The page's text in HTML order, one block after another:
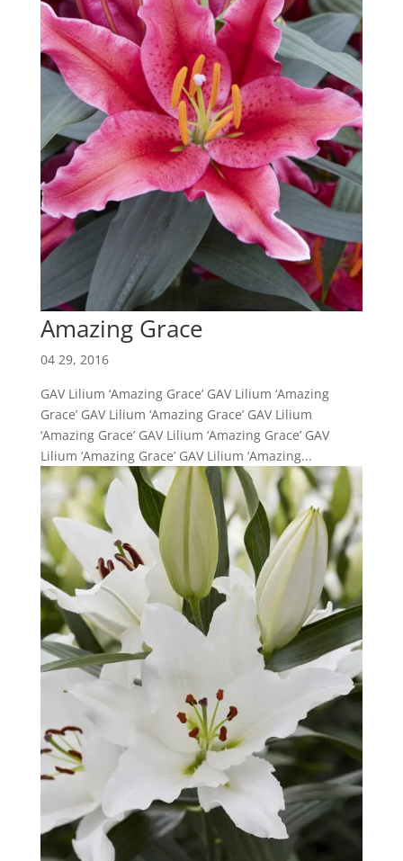
Amazing Grace
04 29, 2016
GAV Lilium ‘Amazing Grace’ GAV Lilium ‘Amazing
Grace’ GAV Lilium ‘Amazing Grace’ GAV Lilium
‘Amazing Grace’ GAV Lilium ‘Amazing Grace’ GAV
Lilium ‘Amazing Grace’ GAV Lilium ‘Amazing...